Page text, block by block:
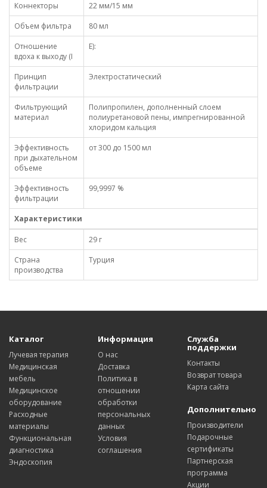
Коннекторы
22 мм/15 мм
Объем фильтра
80 мл
Отношение
вдоха к выходу (I
E):
Принцип
фильтрации
Электростатический
Фильтрующий
материал
Полипропилен, дополненный слоем
полиуретановой пены, импрегнированной
хлоридом кальция
Эффективность
при дыхательном
объеме
от 300 до 1500 мл
Эффективность
фильтрации
99,9997 %
Характеристики
Вес
29 г
Страна
производства
Турция
Каталог
Лучевая терапия
Медицинская
мебель
Медицинское
оборудование
Расходные
материалы
Функциональная
диагностика
Эндоскопия
Информация
О нас
Доставка
Политика в
отношении
обработки
персональных
данных
Условия
соглашения
Служба
поддержки
Контакты
Возврат товара
Карта сайта
Дополнительно
Производители
Подарочные
сертификаты
Партнерская
программа
Акции